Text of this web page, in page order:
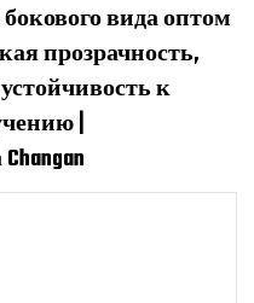
вида оптом
прозрачность,
к
|